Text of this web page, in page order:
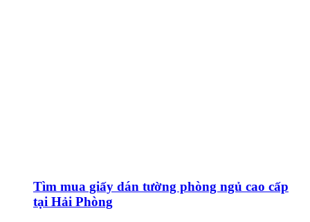
Tìm mua giấy dán tường phòng ngủ cao cấp
tại Hải Phòng